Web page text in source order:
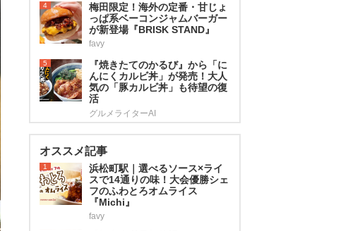
4
梅田限定！海外の定番・甘じょ
っぱ系ベーコンジャムバーガー
が新登場『BRISK STAND』
favy
5
『焼きたてのかるび』から「に
んにくカルビ丼」が発売！大人
気の「豚カルビ丼」も待望の復
活
グルメライターAI
オススメ記事
1
浜松町駅｜選べるソース×ライ
スで14通りの味！大会優勝シェ
フのふわとろオムライス
『Michi』
favy